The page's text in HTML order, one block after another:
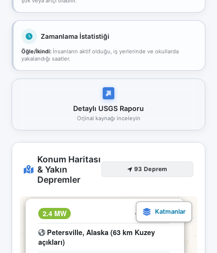
Zamanlama İstatistiği
Öğle/İkindi: İnsanların aktif olduğu, iş yerlerinde ve okullarda
yakalandığı saatler.
Detaylı USGS Raporu
Orjinal kaynağı inceleyin
Konum Haritası
& Yakın
Depremler
93 Deprem
2.4 MW 20.04 12:56
Petersville, Alaska (63 km Kuzey
açıkları)
×